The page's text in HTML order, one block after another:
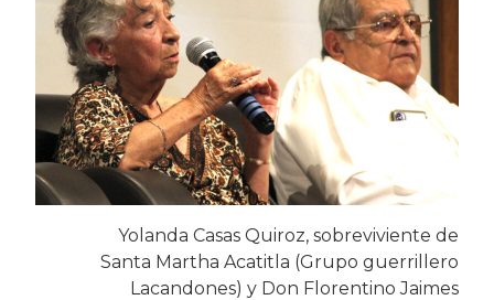
Yolanda Casas Quiroz, sobreviviente de
Santa Martha Acatitla (Grupo guerrillero
Lacandones) y Don Florentino Jaimes